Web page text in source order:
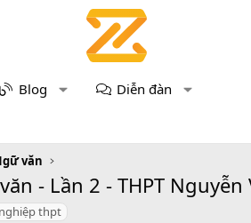
Blog Diễn đàn
văn
- Lần 2 - THPT Nguyễn
thpt